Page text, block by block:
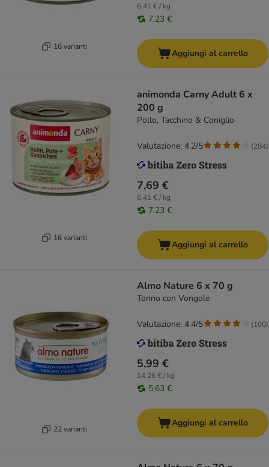
16 varianti
6,41 € / kg
7,23 €
Aggiungi al carrello
16 varianti
animonda Carny Adult 6 x
200 g
Pollo, Tacchino & Coniglio
7,69 €
6,41 € / kg
7,23 €
Valutazione: 4.2/5 (284)
Aggiungi al carrello
22 varianti
Almo Nature 6 x 70 g
Tonno con Vongole
5,99 €
14,26 € / kg
5,63 €
Valutazione: 4.4/5 (100)
Aggiungi al carrello